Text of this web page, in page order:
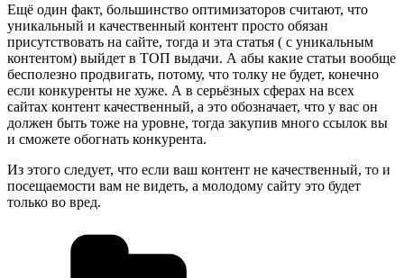
Ещё один факт, большинство оптимизаторов считают, что
уникальный и качественный контент просто обязан
присутствовать на сайте, тогда и эта статья ( с уникальным
контентом) выйдет в ТОП выдачи. А абы какие статьи вообще
бесполезно продвигать, потому, что толку не будет, конечно
если конкуренты не хуже. А в серьёзных сферах на всех
сайтах контент качественный, а это обозначает, что у вас он
должен быть тоже на уровне, тогда закупив много ссылок вы
и сможете обогнать конкурента.
Из этого следует, что если ваш контент не качественный, то и
посещаемости вам не видеть, а молодому сайту это будет
только во вред.